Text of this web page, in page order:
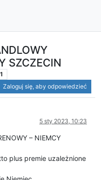
SZCZECIN
1
Zaloguj się, aby odpowiedzieć
5 sty 2023, 10:23
– NIEMCY
plus premie uzależnione